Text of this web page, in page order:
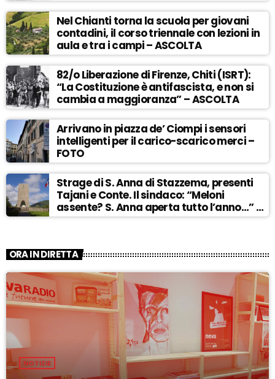
Nel Chianti torna la scuola per giovani
contadini, il corso triennale con lezioni in
aula e tra i campi – ASCOLTA
82/o Liberazione di Firenze, Chiti (ISRT):
“La Costituzione è antifascista, e non si
cambia a maggioranza” – ASCOLTA
Arrivano in piazza de’ Ciompi i sensori
intelligenti per il carico-scarico merci –
FOTO
Strage di S. Anna di Stazzema, presenti
Tajani e Conte. Il sindaco: “Meloni
assente? S. Anna aperta tutto l’anno…” –
ASCOLTA
ORA IN DIRETTA
NOTIZIE